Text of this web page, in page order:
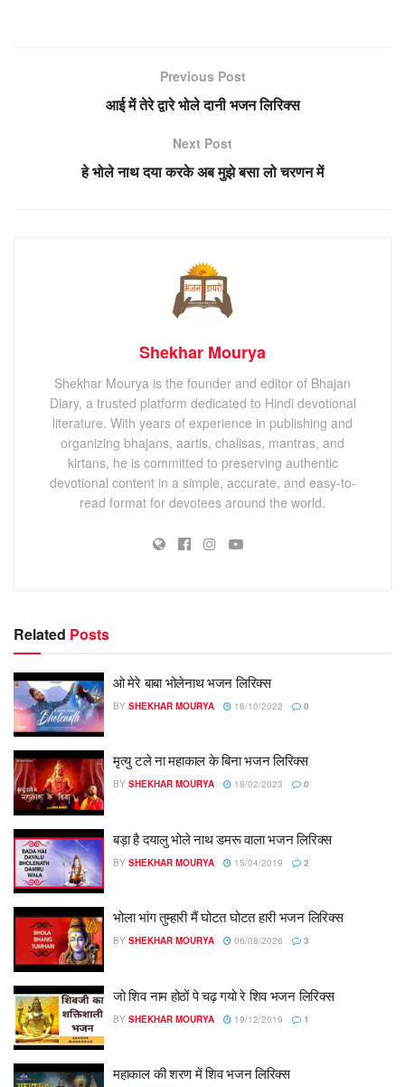
Previous Post
आई में तेरे द्वारे भोले दानी भजन लिरिक्स
Next Post
हे भोले नाथ दया करके अब मुझे बसा लो चरणन में
Shekhar Mourya
Shekhar Mourya is the founder and editor of Bhajan
Diary, a trusted platform dedicated to Hindi devotional
literature. With years of experience in publishing and
organizing bhajans, aartis, chalisas, mantras, and
kirtans, he is committed to preserving authentic
devotional content in a simple, accurate, and easy-to-
read format for devotees around the world.
Related Posts
ओ मेरे बाबा भोलेनाथ भजन लिरिक्स
BY SHEKHAR MOURYA 16/10/2022 0
मृत्यु टले ना महाकाल के बिना भजन लिरिक्स
BY SHEKHAR MOURYA 18/02/2023 0
बड़ा है दयालु भोले नाथ डमरू वाला भजन लिरिक्स
BY SHEKHAR MOURYA 15/04/2019 2
भोला भांग तुम्हारी मैं घोटत घोटत हारी भजन लिरिक्स
BY SHEKHAR MOURYA 06/08/2026 3
जो शिव नाम होठों पे चढ़ गयो रे शिव भजन लिरिक्स
BY SHEKHAR MOURYA 19/12/2019 1
महाकाल की शरण में शिव भजन लिरिक्स